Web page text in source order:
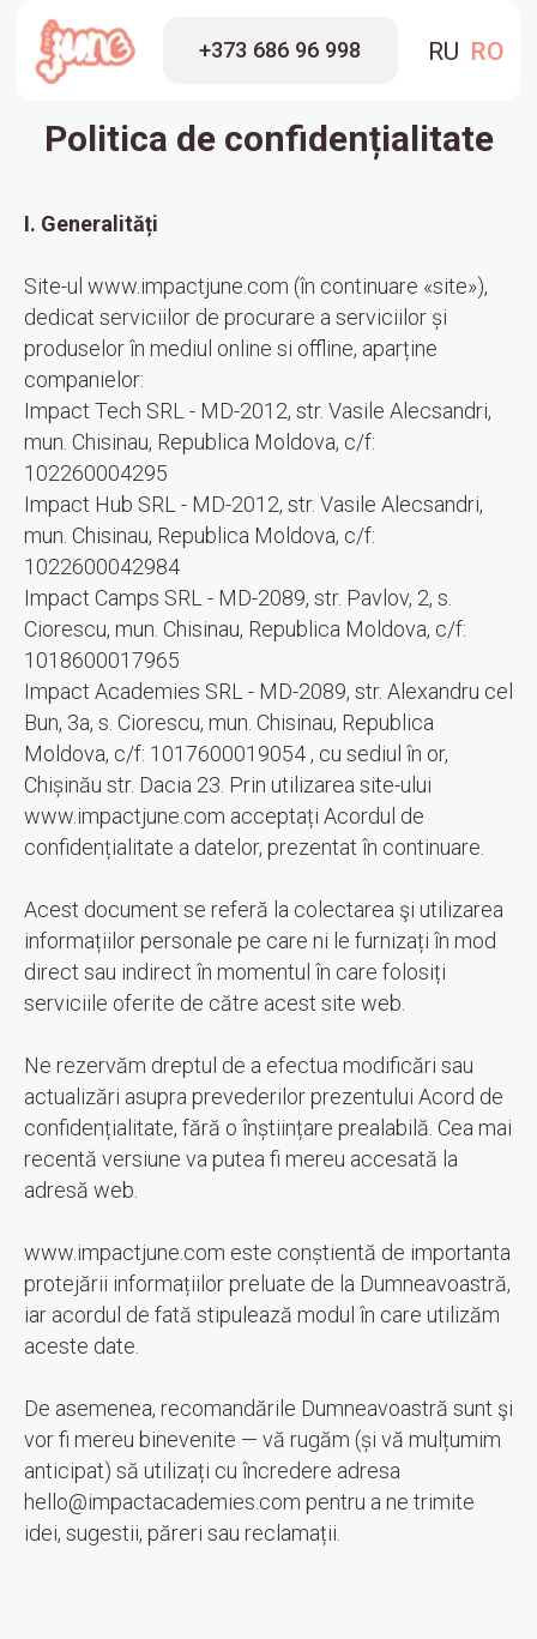
Politica de confidențialitate
I. Generalități
Site-ul www.impactjune.com (în continuare «site»),
dedicat serviciilor de procurare a serviciilor și
produselor în mediul online si offline, aparține
companielor:
Impact Tech SRL - MD-2012, str. Vasile Alecsandri,
mun. Chisinau, Republica Moldova, c/f:
102260004295
Impact Hub SRL - MD-2012, str. Vasile Alecsandri,
mun. Chisinau, Republica Moldova, c/f:
1022600042984
Impact Camps SRL - MD-2089, str. Pavlov, 2, s.
Ciorescu, mun. Chisinau, Republica Moldova, c/f:
1018600017965
Impact Academies SRL - MD-2089, str. Alexandru cel
Bun, 3a, s. Ciorescu, mun. Chisinau, Republica
Moldova, c/f: 1017600019054 , cu sediul în or,
Chișinău str. Dacia 23. Prin utilizarea site-ului
www.impactjune.com acceptați Acordul de
confidențialitate a datelor, prezentat în continuare.
Acest document se referă la colectarea şi utilizarea
informațiilor personale pe care ni le furnizați în mod
direct sau indirect în momentul în care folosiți
serviciile oferite de către acest site web.
Ne rezervăm dreptul de a efectua modificări sau
actualizări asupra prevederilor prezentului Acord de
confidențialitate, fără o înștiințare prealabilă. Cea mai
recentă versiune va putea fi mereu accesată la
adresă web.
www.impactjune.com este conștientă de importanta
protejării informațiilor preluate de la Dumneavoastră,
iar acordul de fată stipulează modul în care utilizăm
aceste date.
De asemenea, recomandările Dumneavoastră sunt şi
vor fi mereu binevenite — vă rugăm (și vă mulțumim
anticipat) să utilizați cu încredere adresa
hello@impactacademies.com pentru a ne trimite
idei, sugestii, păreri sau reclamații.